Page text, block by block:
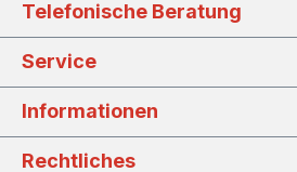
Telefonische Beratung
Service
Informationen
Rechtliches